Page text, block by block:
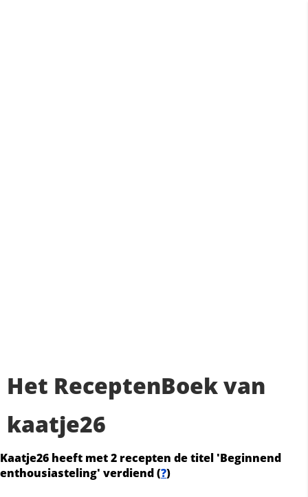
Het ReceptenBoek van
kaatje26
Kaatje26 heeft met 2 recepten de titel 'Beginnend
enthousiasteling' verdiend (?)